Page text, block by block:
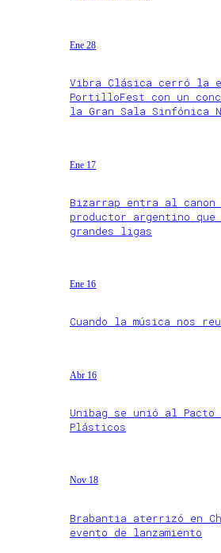
Ene 28
Vibra Clásica cerró la
PortilloFest con un
la Gran Sala Sinfónica
Ene 17
Bizarrap entra al
productor argentino
grandes ligas
Ene 16
Cuando la música nos
Abr 16
Unibag se unió al
Plásticos
Nov 18
Brabantia aterrizó en
evento de lanzamiento